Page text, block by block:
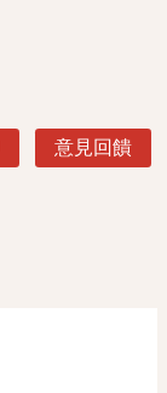
意見回饋